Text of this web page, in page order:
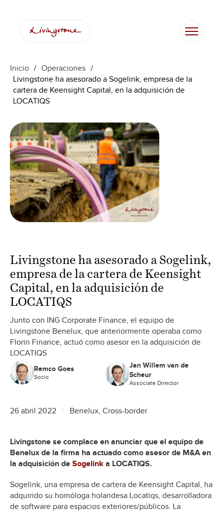
Inicio / Operaciones /
Livingstone ha asesorado a Sogelink, empresa de la
cartera de Keensight Capital, en la adquisición de
LOCATIQS
Livingstone ha asesorado a Sogelink,
empresa de la cartera de Keensight
Capital, en la adquisición de
LOCATIQS
Junto con ING Corporate Finance, el equipo de
Livingstone Benelux, que anteriormente operaba como
Florin Finance, actuó como asesor en la adquisición de
LOCATIQS
Remco Goes
Socio
Jan Willem van de
Scheur
Associate Director
26 abril 2022 Benelux, Cross-border
Livingstone se complace en anunciar que el equipo de
Benelux de la firma ha actuado como asesor de M&A en
la adquisición de Sogelink a LOCATIQS.
Sogelink, una empresa de cartera de Keensight Capital, ha
adquirido su homóloga holandesa Locatiqs, desarrolladora
de software para espacios exteriores/públicos. La